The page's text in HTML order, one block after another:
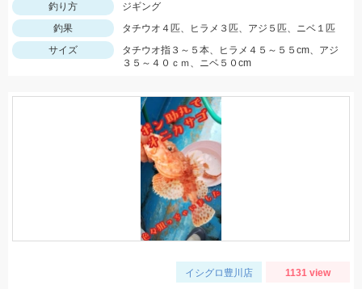
釣り方
ジギング
釣果
タチウオ４匹、ヒラメ３匹、アジ５匹、ニベ１匹
サイズ
タチウオ指３～５本、ヒラメ４５～５５cm、アジ
３５～４０ｃｍ、ニベ５０cm
イシグロ豊川店 1131 view